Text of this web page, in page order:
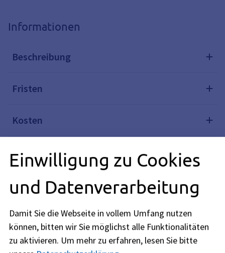
Informationen
Beschreibung
Fristen
Kosten
Rechtsgrundlagen
Verwandte Themen
Redaktionell verantwortlich: Bayerisches Staatsministerium
des Innern, für Sport und Integration (sieheBayernPortal
)
Einwilligung zu Cookies
und Datenverarbeitung
Damit Sie die Webseite in vollem Umfang nutzen
können, bitten wir Sie möglichst alle Funktionalitäten
zu aktivieren. Um mehr zu erfahren, lesen Sie bitte